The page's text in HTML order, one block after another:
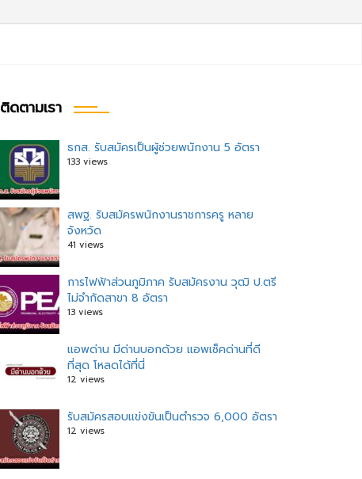
ติดตามเรา
ธกส. รับสมัครเป็นผู้ช่วยพนักงาน 5 อัตรา
133 views
สพฐ. รับสมัครพนักงานราชการครู หลาย
จังหวัด
41 views
การไฟฟ้าส่วนภูมิภาค รับสมัครงาน วุฒิ ป.ตรี
ไม่จำกัดสาขา 8 อัตรา
13 views
แอพด่าน มีด่านบอกด้วย แอพเช็คด่านที่ดี
ที่สุด โหลดได้ที่นี่
12 views
รับสมัครสอบแข่งขันเป็นตำรวจ 6,000 อัตรา
12 views